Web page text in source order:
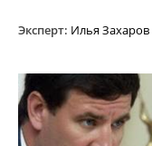
Эксперт: Илья Захаров